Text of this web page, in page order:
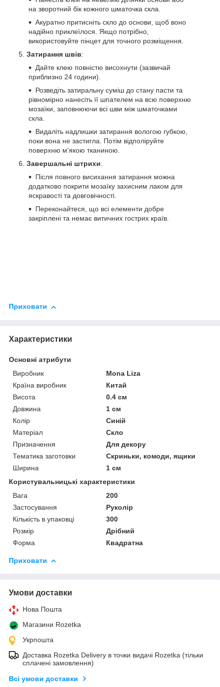
на зворотний бік кожного шматочка скла.
Акуратно притисніть скло до основи, щоб воно
надійно приклеїлося. Якщо потрібно,
використовуйте пінцет для точного розміщення.
Затирання швів:
Дайте клею повністю висохнути (зазвичай
приблизно 24 години).
Розведіть затиральну суміш до стану пасти та
рівномірно нанесіть її шпателем на всю поверхню
мозаїки, заповнюючи всі шви між шматочками
скла.
Видаліть надлишки затирання вологою губкою,
поки вона не застигла. Потім відполіруйте
поверхню м'якою тканиною.
Завершальні штрихи:
Після повного висихання затирання можна
додатково покрити мозаїку захисним лаком для
яскравості та довговічності.
Переконайтеся, що всі елементи добре
закріплені та немає витичних гострих країв.
Приховати
Характеристики
Основні атрибути
Виробник
Mona Liza
Країна виробник
Китай
Висота
0.4 см
Довжина
1 см
Колір
Синій
Матеріал
Скло
Призначення
Для декору
Тематика заготовки
Скриньки, комоди, ящики
Ширина
1 см
Користувальницькі характеристики
Вага
200
Застосування
Руколір
Кількість в упаковці
300
Розмір
Дрібний
Форма
Квадратна
Приховати
Умови доставки
Нова Пошта
Магазини Rozetka
Укрпошта
Доставка Rozetka Delivery в точки видачі Rozetka (тільки
сплачені замовлення)
Всі умови доставки